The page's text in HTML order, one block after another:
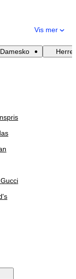
Vis mer
Damesko
Gucci